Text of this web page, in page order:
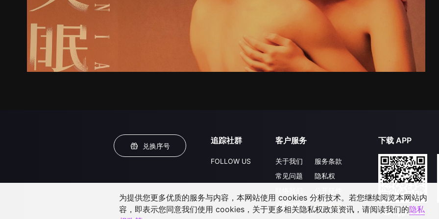
兑换序号
追踪社群
FOLLOW US
客户服务
关于我们
常见问题
升级VIP
服务条款
隐私权
合作洽談
下载 APP
为提供您更多优质的服务与内容，本网站使用 cookies 分析技术。若您继续阅览本网站内
容，即表示您同意我们使用 cookies，关于更多相关隐私权政策资讯，请阅读我们的隐私